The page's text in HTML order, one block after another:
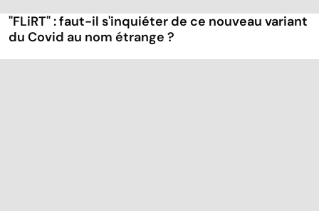
"FLiRT" : faut-il s'inquiéter de ce nouveau variant
du Covid au nom étrange ?